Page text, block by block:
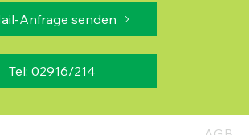
Anfrage senden
Tel: 02916/214